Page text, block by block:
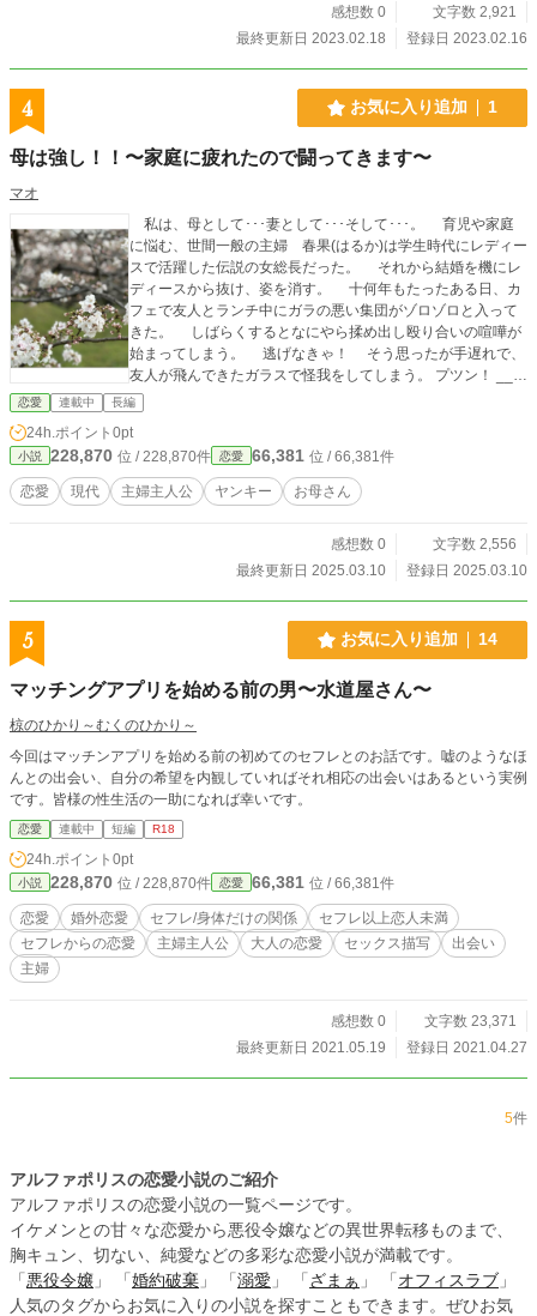
感想数 0
文字数 2,921
最終更新日 2023.02.18
登録日 2023.02.16
4 お気に入り追加 1
母は強し！！〜家庭に疲れたので闘ってきます〜
マオ
私は、母として･･･妻として･･･そして･･･。 育児や家庭
に悩む、世間一般の主婦 春果(はるか)は学生時代にレディー
スで活躍した伝説の女総長だった。 それから結婚を機にレ
ディースから抜け、姿を消す。 十何年もたったある日、カ
フェで友人とランチ中にガラの悪い集団がゾロゾロと入って
きた。 しばらくするとなにやら揉め出し殴り合いの喧嘩が
始まってしまう。 逃げなきゃ！ そう思ったが手遅れで、
友人が飛んできたガラスで怪我をしてしまう。 プツン！ __頭
の中で中かが切れた。 「ちょっと！！あんたら！何してく
れとんか！！」 我を忘れ、怒鳴りながら殴ってしまった。
そこからふと我に帰り、気づけば拳に血がついていて、なぜ
か周りに何人も倒れていた。 「えっ････････････。」 怒り
で我を忘れて倒しちゃった！？ ひょんな事から荒くれ者達
のリーダー兼お母さんに！？ こんなはずじゃ！？な展開、
なさい！私、結婚して子供も2人いるの！」 アラサー主婦に
待ち受ける運命とは？
恋愛 連載中 長編
24h.ポイント 0pt
小説 228,870 位 / 228,870件 恋愛 66,381 位 / 66,381件
恋愛 現代 主婦主人公 ヤンキー お母さん
感想数 0
文字数 2,556
最終更新日 2025.03.10
登録日 2025.03.10
5 お気に入り追加 14
マッチングアプリを始める前の男〜水道屋さん〜
椋のひかり～むくのひかり～
今回はマッチンアプリを始める前の初めてのセフレとのお話です。嘘のようなほ
んとの出会い、自分の希望を内観していればそれ相応の出会いはあるという実例
です。皆様の性生活の一助になれば幸いです。
恋愛 連載中 短編 R18
24h.ポイント 0pt
小説 228,870 位 / 228,870件 恋愛 66,381 位 / 66,381件
恋愛 婚外恋愛 セフレ/身体だけの関係
セフレ以上恋人未満
セフレからの恋愛
主婦主人公 大人の恋愛 セックス描写
出会い
主婦
感想数 0
文字数 23,371
最終更新日 2021.05.19
登録日 2021.04.27
5件
アルファポリスの恋愛小説のご紹介
アルファポリスの恋愛小説の一覧ページです。
イケメンとの甘々な恋愛から悪役令嬢などの異世界転移ものまで、
胸キュン、切ない、純愛などの多彩な恋愛小説が満載です。
「 悪役令嬢 」 「 婚約破棄 」 「 溺愛 」 「 ざまぁ 」 「 オフィスラブ 」
人気のタグからお気に入りの小説を探すこともできます。ぜひお気